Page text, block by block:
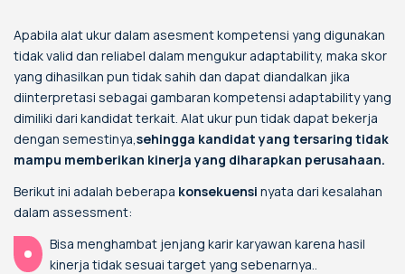
Apabila alat ukur dalam asesment kompetensi yang digunakan
tidak valid dan reliabel dalam mengukur adaptability, maka skor
yang dihasilkan pun tidak sahih dan dapat diandalkan jika
diinterpretasi sebagai gambaran kompetensi adaptability yang
dimiliki dari kandidat terkait. Alat ukur pun tidak dapat bekerja
dengan semestinya,sehingga kandidat yang tersaring tidak
mampu memberikan kinerja yang diharapkan perusahaan.
Berikut ini adalah beberapa konsekuensi nyata dari kesalahan
dalam assessment:
Bisa menghambat jenjang karir karyawan karena hasil
kinerja tidak sesuai target yang sebenarnya..